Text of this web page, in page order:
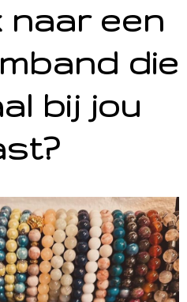
naar een
die
bij jou